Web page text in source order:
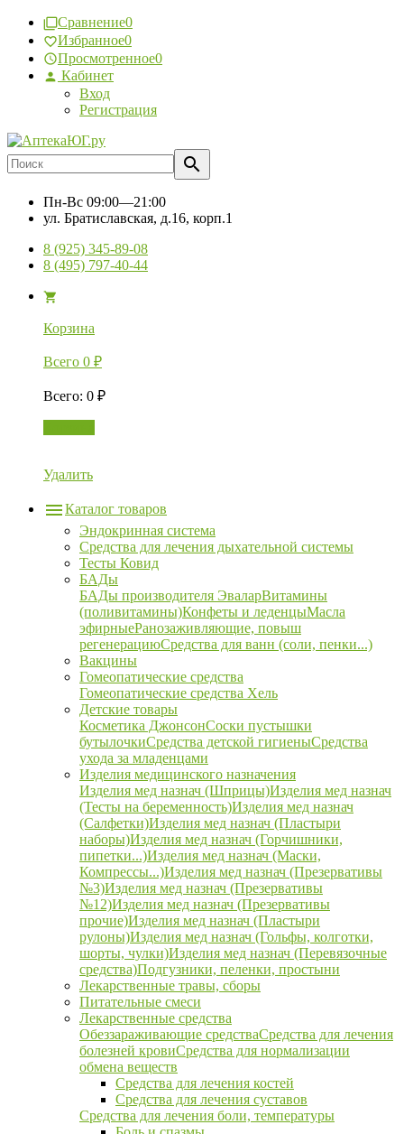
Сравнение0
Избранное0
Просмотренное0
Кабинет
Вход
Регистрация
Пн-Вс 09:00—21:00
ул. Братиславская, д.16, корп.1
8 (925) 345-89-08
8 (495) 797-40-44
Корзина
Всего 0 ₽
Всего: 0 ₽
Удалить
Каталог товаров
Эндокринная система
Средства для лечения дыхательной системы
Тесты Ковид
БАДы
БАДы производителя ЭваларВитамины
(поливитамины)Конфеты и леденцыМасла
эфирныеРанозаживляющие, повыш
регенерациюСредства для ванн (соли, пенки...)
Вакцины
Гомеопатические средства
Гомеопатические средства Хель
Детские товары
Косметика ДжонсонСоски пустышки
бутылочкиСредства детской гигиеныСредства
ухода за младенцами
Изделия медицинского назначения
Изделия мед назнач (Шприцы)Изделия мед назнач
(Тесты на беременность)Изделия мед назнач
(Салфетки)Изделия мед назнач (Пластыри
наборы)Изделия мед назнач (Горчишники,
пипетки...)Изделия мед назнач (Маски,
Компрессы...)Изделия мед назнач (Презервативы
№3)Изделия мед назнач (Презервативы
№12)Изделия мед назнач (Презервативы
прочие)Изделия мед назнач (Пластыри
рулоны)Изделия мед назнач (Гольфы, колготки,
шорты, чулки)Изделия мед назнач (Перевязочные
средства)Подгузники, пеленки, простыни
Лекарственные травы, сборы
Питательные смеси
Лекарственные средства
Обеззараживающие средстваСредства для лечения
болезней кровиСредства для нормализации
обмена веществ
Средства для лечения костей
Средства для лечения суставов
Средства для лечения боли, температуры